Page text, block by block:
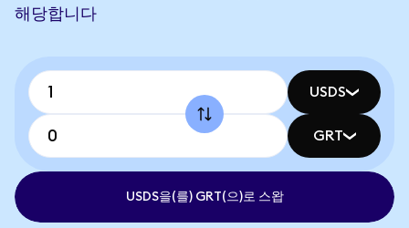
해당합니다
USDS
GRT
USDS을(를) GRT(으)로 스왑